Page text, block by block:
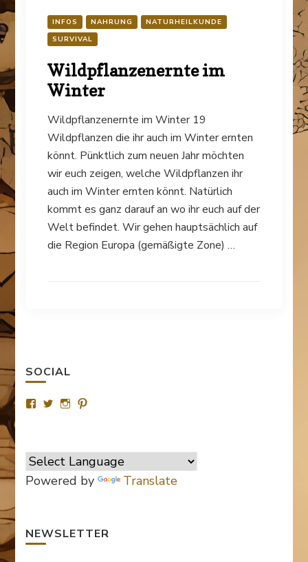
INFOS NAHRUNG
NATURHEILKUNDE
SURVIVAL
Wildpflanzenernte im
Winter
Wildpflanzenernte im Winter 19
Wildpflanzen die ihr auch im Winter ernten
könnt. Pünktlich zum neuen Jahr möchten
wir euch zeigen, welche Wildpflanzen ihr
auch im Winter ernten könnt. Natürlich
kommt es ganz darauf an wo ihr euch auf der
Welt befindet. Wir gehen hauptsächlich auf
die Region Europa (gemäßigte Zone) …
SOCIAL
Profil
anzeigen
Profil
anzeigen
Profil
anzeigen
Pinterest
anzeigen
Powered by Translate
NEWSLETTER